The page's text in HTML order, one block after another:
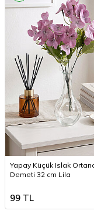
Yapay Küçük Islak
Demeti 32 cm Lila
99 TL